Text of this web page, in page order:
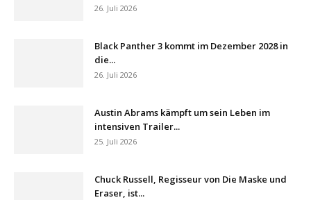
26. Juli 2026
Black Panther 3 kommt im Dezember 2028 in
die...
26. Juli 2026
Austin Abrams kämpft um sein Leben im
intensiven Trailer...
25. Juli 2026
Chuck Russell, Regisseur von Die Maske und
Eraser, ist...